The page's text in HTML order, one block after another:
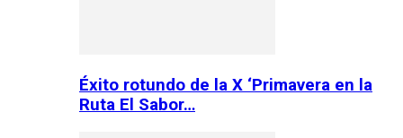
Éxito rotundo de la X ‘Primavera en la
Ruta El Sabor…